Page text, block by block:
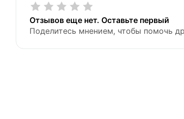
Отзывов еще нет. Оставьте первый
Поделитесь мнением, чтобы помочь